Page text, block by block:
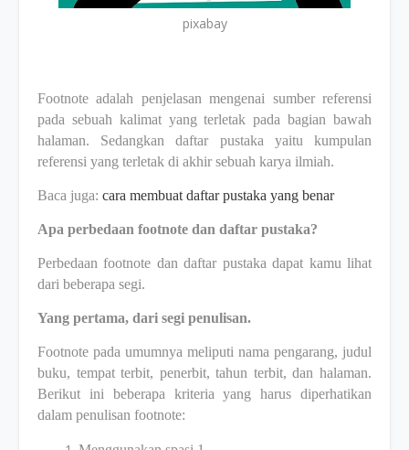
pixabay
Footnote adalah penjelasan mengenai sumber referensi
pada sebuah kalimat yang terletak pada bagian bawah
halaman. Sedangkan daftar pustaka yaitu kumpulan
referensi yang terletak di akhir sebuah karya ilmiah.
Baca juga: cara membuat daftar pustaka yang benar
Apa perbedaan footnote dan daftar pustaka?
Perbedaan footnote dan daftar pustaka dapat kamu lihat
dari beberapa segi.
Yang pertama, dari segi penulisan.
Footnote pada umumnya meliputi nama pengarang, judul
buku, tempat terbit, penerbit, tahun terbit, dan halaman.
Berikut ini beberapa kriteria yang harus diperhatikan
dalam penulisan footnote: